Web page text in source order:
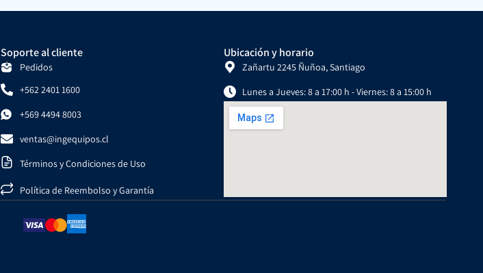
Soporte al cliente
Pedidos
+562 2401 1600
+569 4494 8003
ventas@ingequipos.cl
Términos y Condiciones de Uso
Política de Reembolso y Garantía
Ubicación y horario
Zañartu 2245 Ñuñoa, Santiago
Lunes a Jueves: 8 a 17:00 h - Viernes: 8 a 15:00 h